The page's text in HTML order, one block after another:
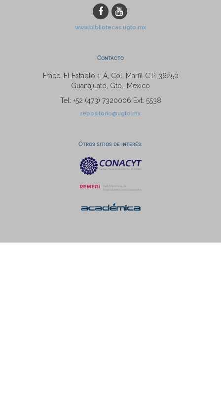
www.bibliotecas.ugto.mx
Contacto
Fracc. El Establo 1-A, Col. Marfil C.P. 36250
Guanajuato, Gto., México
Tel: +52 (473) 7320006 Ext. 5538
repositorio@ugto.mx
Otros sitios de interés: